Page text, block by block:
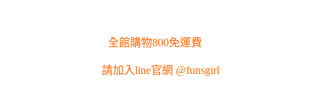
全館購物800免運費
請加入line官網 @funsgirl